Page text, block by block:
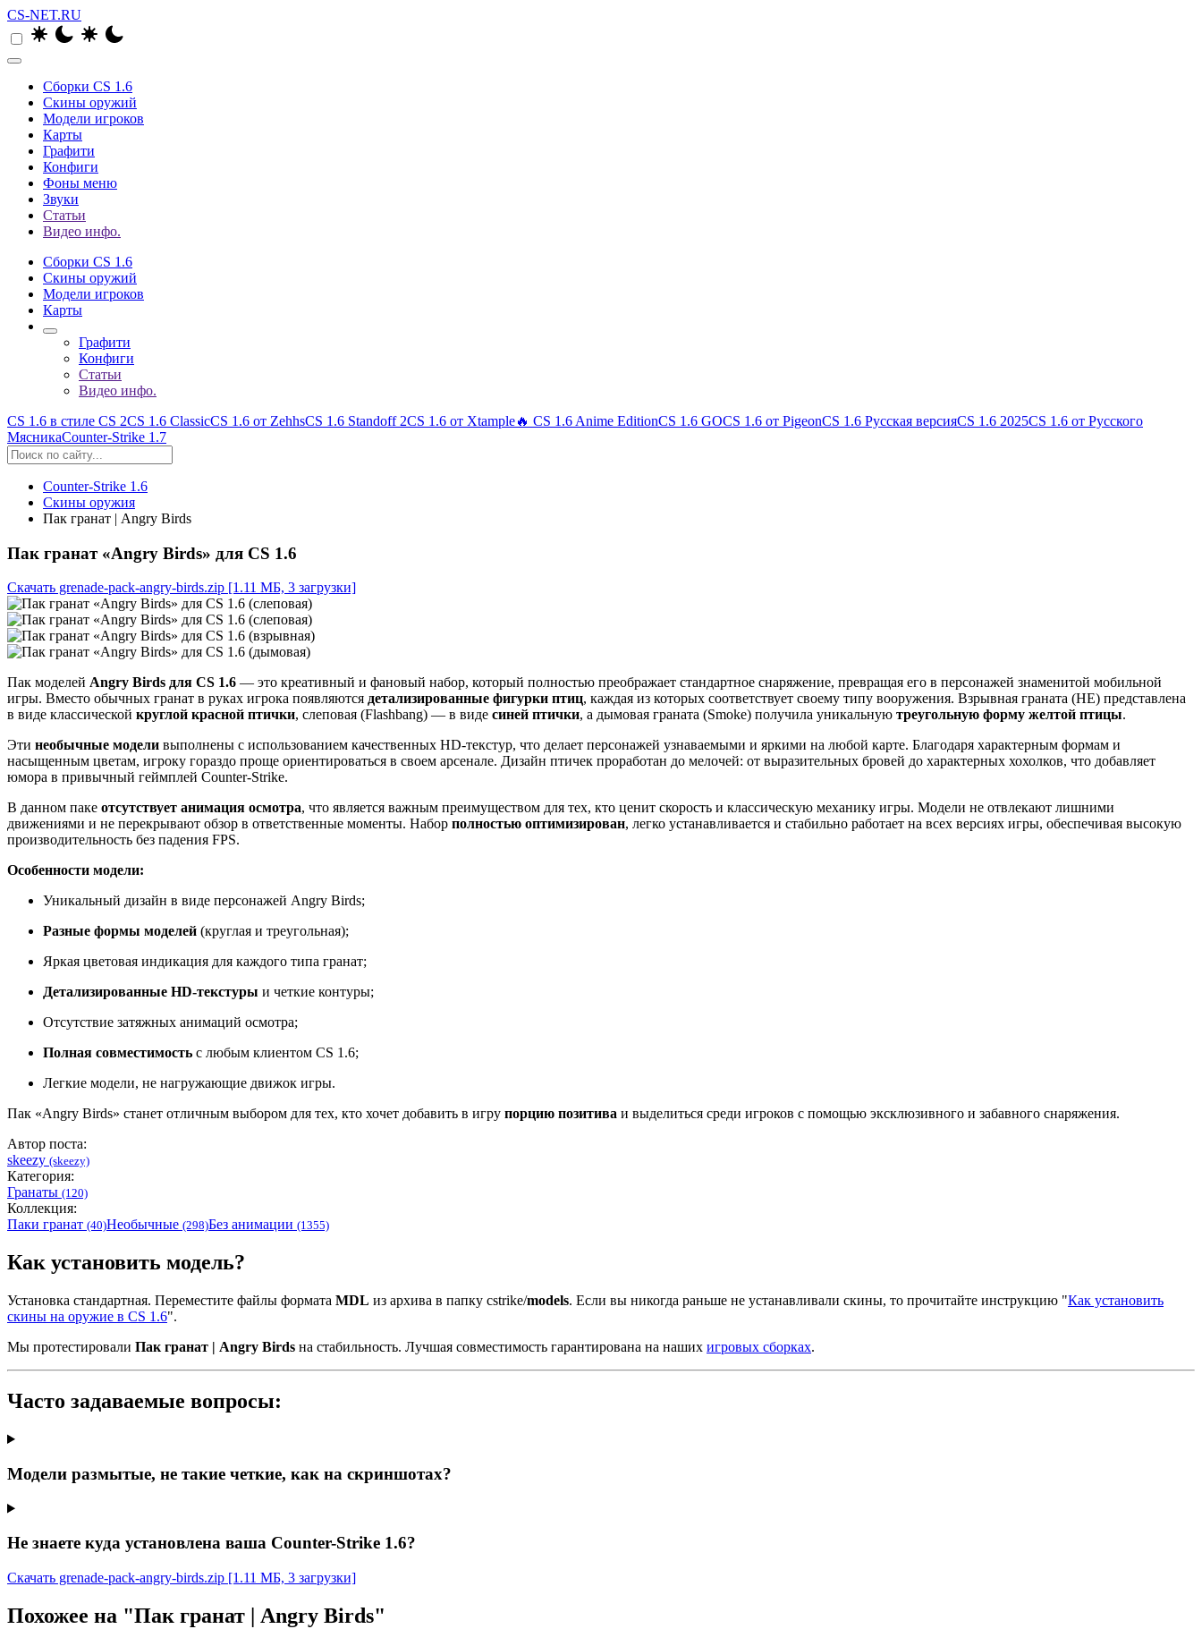
CS-NET.RU
Сборки CS 1.6
Скины оружий
Модели игроков
Карты
Графити
Конфиги
Фоны меню
Звуки
Статьи
Видео инфо.
Сборки CS 1.6
Скины оружий
Модели игроков
Карты
Графити
Конфиги
Статьи
Видео инфо.
CS 1.6 в стиле CS 2CS 1.6 ClassicCS 1.6 от ZehhsCS 1.6 Standoff 2CS 1.6 от Xtample🔥 CS 1.6 Anime EditionCS 1.6 GOCS 1.6 от PigeonCS 1.6 Русская версияCS 1.6 2025CS 1.6 от Русского
МясникаCounter-Strike 1.7
Counter-Strike 1.6
Скины оружия
Пак гранат | Angry Birds
Пак гранат «Angry Birds» для CS 1.6
Скачать grenade-pack-angry-birds.zip [1.11 МБ, 3 загрузки]
Пак моделей Angry Birds для CS 1.6 — это креативный и фановый набор, который полностью преображает стандартное снаряжение, превращая его в персонажей знаменитой мобильной
игры. Вместо обычных гранат в руках игрока появляются детализированные фигурки птиц, каждая из которых соответствует своему типу вооружения. Взрывная граната (HE) представлена
в виде классической круглой красной птички, слеповая (Flashbang) — в виде синей птички, а дымовая граната (Smoke) получила уникальную треугольную форму желтой птицы.
Эти необычные модели выполнены с использованием качественных HD-текстур, что делает персонажей узнаваемыми и яркими на любой карте. Благодаря характерным формам и
насыщенным цветам, игроку гораздо проще ориентироваться в своем арсенале. Дизайн птичек проработан до мелочей: от выразительных бровей до характерных хохолков, что добавляет
юмора в привычный геймплей Counter-Strike.
В данном паке отсутствует анимация осмотра, что является важным преимуществом для тех, кто ценит скорость и классическую механику игры. Модели не отвлекают лишними
движениями и не перекрывают обзор в ответственные моменты. Набор полностью оптимизирован, легко устанавливается и стабильно работает на всех версиях игры, обеспечивая высокую
производительность без падения FPS.
Особенности модели:
Уникальный дизайн в виде персонажей Angry Birds;
Разные формы моделей (круглая и треугольная);
Яркая цветовая индикация для каждого типа гранат;
Детализированные HD-текстуры и четкие контуры;
Отсутствие затяжных анимаций осмотра;
Полная совместимость с любым клиентом CS 1.6;
Легкие модели, не нагружающие движок игры.
Пак «Angry Birds» станет отличным выбором для тех, кто хочет добавить в игру порцию позитива и выделиться среди игроков с помощью эксклюзивного и забавного снаряжения.
Автор поста:
skeezy (skeezy)
Категория:
Гранаты (120)
Коллекция:
Паки гранат (40)Необычные (298)Без анимации (1355)
Как установить модель?
Установка стандартная. Переместите файлы формата MDL из архива в папку cstrike/models. Если вы никогда раньше не устанавливали скины, то прочитайте инструкцию "Как установить
скины на оружие в CS 1.6".
Мы протестировали Пак гранат | Angry Birds на стабильность. Лучшая совместимость гарантирована на наших игровых сборках.
Часто задаваемые вопросы:
Модели размытые, не такие четкие, как на скриншотах?
Не знаете куда установлена ваша Counter-Strike 1.6?
Скачать grenade-pack-angry-birds.zip [1.11 МБ, 3 загрузки]
Похожее на "Пак гранат | Angry Birds"